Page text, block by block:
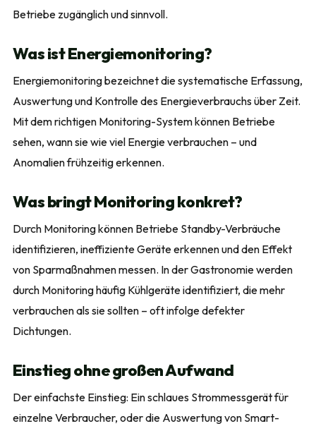
Betriebe zugänglich und sinnvoll.
Was ist Energiemonitoring?
Energiemonitoring bezeichnet die systematische Erfassung,
Auswertung und Kontrolle des Energieverbrauchs über Zeit.
Mit dem richtigen Monitoring-System können Betriebe
sehen, wann sie wie viel Energie verbrauchen – und
Anomalien frühzeitig erkennen.
Was bringt Monitoring konkret?
Durch Monitoring können Betriebe Standby-Verbräuche
identifizieren, ineffiziente Geräte erkennen und den Effekt
von Sparmaßnahmen messen. In der Gastronomie werden
durch Monitoring häufig Kühlgeräte identifiziert, die mehr
verbrauchen als sie sollten – oft infolge defekter
Dichtungen.
Einstieg ohne großen Aufwand
Der einfachste Einstieg: Ein schlaues Strommessgerät für
einzelne Verbraucher, oder die Auswertung von Smart-